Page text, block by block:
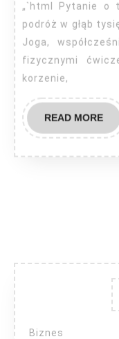
„`html Pytanie o to, skąd pochodzi joga, jest jak
podróż w głąb
Joga,
fizycznymi
korzenie,
READ MORE
Biznes